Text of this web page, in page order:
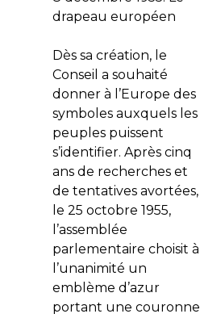
drapeau européen
Dès sa création, le
Conseil a souhaité
donner à l’Europe des
symboles auxquels les
peuples puissent
s’identifier. Après cinq
ans de recherches et
de tentatives avortées,
le 25 octobre 1955,
l’assemblée
parlementaire choisit à
l’unanimité un
emblème d’azur
portant une couronne